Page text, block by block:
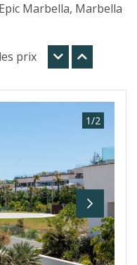
Marbella, Marbella
prix
Next
1/2